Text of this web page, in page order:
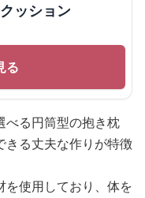
ッション
る
べる円筒型の抱き枕
きる丈夫な作りが特徴
使用しており、体を